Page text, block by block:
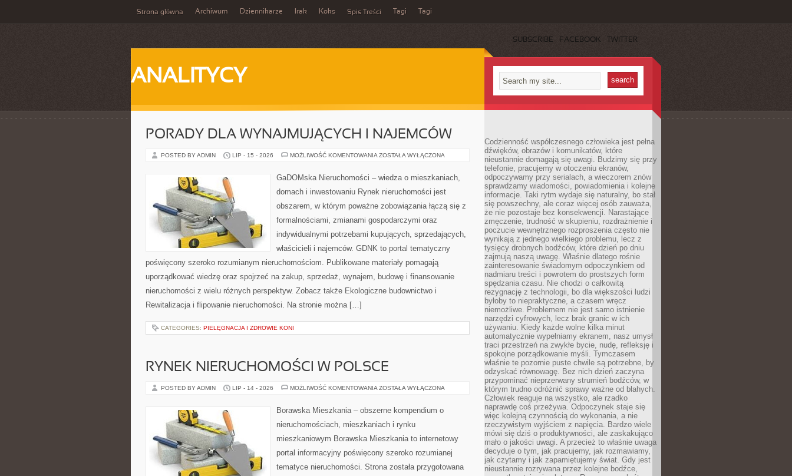
Strona główna Archiwum Dziennikarze Irak Koks Spis Treści Tagi Tagi
SUBSCRIBE FACEBOOK TWITTER
ANALITYCY
PORADY DLA WYNAJMUJĄCYCH I NAJEMCÓW
POSTED BY ADMIN LIP - 15 - 2026 MOŻLIWOŚĆ KOMENTOWANIA PORADY
NAJEMCÓW
ZOSTAŁA WYŁĄCZONA
GaDOMska Nieruchomości – wiedza o mieszkaniach,
domach i inwestowaniu Rynek nieruchomości jest
obszarem, w którym poważne zobowiązania łączą się z
formalnościami, zmianami gospodarczymi oraz
indywidualnymi potrzebami kupujących, sprzedających,
właścicieli i najemców. GDNK to portal tematyczny
poświęcony szeroko rozumianym nieruchomościom. Publikowane materiały pomagają
uporządkować wiedzę oraz spojrzeć na zakup, sprzedaż, wynajem, budowę i finansowanie
nieruchomości z wielu różnych perspektyw. Zobacz także Ekologiczne budownictwo i
Rewitalizacja i flipowanie nieruchomości. Na stronie można […]
CATEGORIES: PIELĘGNACJA I ZDROWIE KONI
RYNEK NIERUCHOMOŚCI W POLSCE
POSTED BY ADMIN LIP - 14 - 2026 MOŻLIWOŚĆ KOMENTOWANIA RYNEK
POLSCE
ZOSTAŁA WYŁĄCZONA
Borawska Mieszkania – obszerne kompendium o
nieruchomościach, mieszkaniach i rynku
mieszkaniowym Borawska Mieszkania to internetowy
portal informacyjny poświęcony szeroko rozumianej
tematyce nieruchomości. Strona została przygotowana
Codzienność współczesnego człowieka jest pełna
dźwięków, obrazów i komunikatów, które
nieustannie domagają się uwagi. Budzimy się przy
telefonie, pracujemy w otoczeniu ekranów,
odpoczywamy przy serialach, a wieczorem znów
sprawdzamy wiadomości, powiadomienia i kolejne
informacje. Taki rytm wydaje się naturalny, bo stał
się powszechny, ale coraz więcej osób zauważa,
że nie pozostaje bez konsekwencji. Narastające
zmęczenie, trudność w skupieniu, rozdrażnienie i
poczucie wewnętrznego rozproszenia często nie
wynikają z jednego wielkiego problemu, lecz z
tysięcy drobnych bodźców, które dzień po dniu
zajmują naszą uwagę. Właśnie dlatego rośnie
zainteresowanie świadomym odpoczynkiem od
nadmiaru treści i powrotem do prostszych form
spędzania czasu. Nie chodzi o całkowitą
rezygnację z technologii, bo dla większości ludzi
byłoby to niepraktyczne, a czasem wręcz
niemożliwe. Problemem nie jest samo istnienie
narzędzi cyfrowych, lecz brak granic w ich
używaniu. Kiedy każde wolne kilka minut
automatycznie wypełniamy ekranem, nasz umysł
traci przestrzeń na zwykłe bycie, nudę, refleksję i
spokojne porządkowanie myśli. Tymczasem
właśnie te pozornie puste chwile są potrzebne, by
odzyskać równowagę. Bez nich dzień zaczyna
przypominać nieprzerwany strumień bodźców, w
którym trudno odróżnić sprawy ważne od błahych.
Człowiek reaguje na wszystko, ale rzadko
naprawdę coś przeżywa. Odpoczynek staje się
więc kolejną czynnością do wykonania, a nie
rzeczywistym wyjściem z napięcia. Bardzo wiele
mówi się dziś o produktywności, ale zaskakująco
mało o jakości uwagi. A przecież to właśnie uwaga
decyduje o tym, jak pracujemy, jak rozmawiamy,
jak czytamy i jak zapamiętujemy świat. Gdy jest
nieustannie rozrywana przez kolejne bodźce,